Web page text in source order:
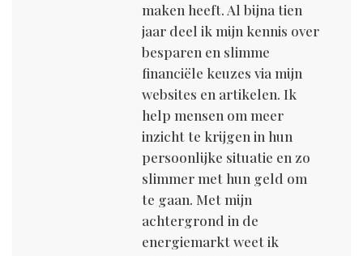
maken heeft. Al bijna tien
jaar deel ik mijn kennis over
besparen en slimme
financiële keuzes via mijn
websites en artikelen. Ik
help mensen om meer
inzicht te krijgen in hun
persoonlijke situatie en zo
slimmer met hun geld om
te gaan. Met mijn
achtergrond in de
energiemarkt weet ik